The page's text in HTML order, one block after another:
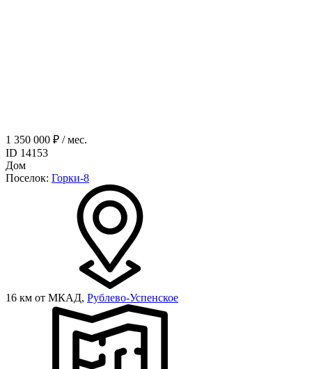
1 350 000 ₽ / мес.
ID 14153
Дом
Поселок: Горки-8
16 км от МКАД, Рублево-Успенское